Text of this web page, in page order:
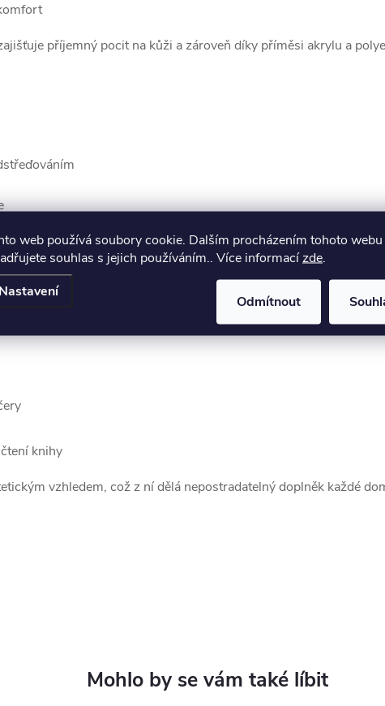
web používá soubory cookie. Dalším procházením tohoto webu
souhlas s jejich používáním.. Více informacízde.
Nastavení
Odmítnout
příjemný pocit na kůži a zároveň díky příměsi akrylu a
knihy
vzhledem, což z ní dělá nepostradatelný doplněk každé